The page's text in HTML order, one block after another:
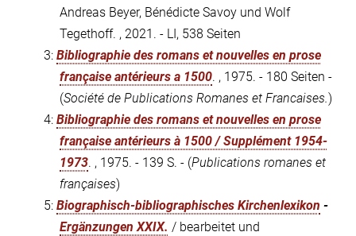
Andreas Beyer, Bénédicte Savoy und Wolf
Tegethoff. , 2021. - LI, 538 Seiten
3: Bibliographie des romans et nouvelles en prose
française antérieurs a 1500. , 1975. - 180 Seiten -
(Société de Publications Romanes et Francaises.)
4: Bibliographie des romans et nouvelles en prose
française antérieurs à 1500 / Supplément 1954-
1973. , 1975. - 139 S. - (Publications romanes et
françaises)
5: Biographisch-bibliographisches Kirchenlexikon -
Ergänzungen XXIX. / bearbeitet und